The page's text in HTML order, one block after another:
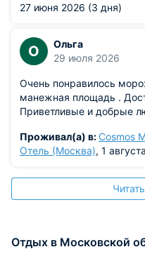
27 июня 2026 (3 дня)
О
Ольга
29 июля 2026
Очень понравилось
манежная площадь .
Приветливые и добрые
Проживал(а) в: Cosmos
Отель (Москва), 1
Отдых в Московской